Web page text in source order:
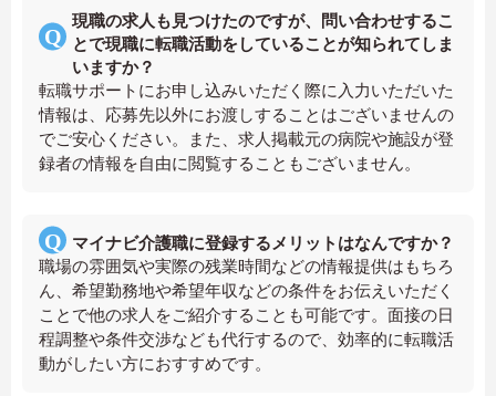
現職の求人も見つけたのですが、問い合わせするこ
とで現職に転職活動をしていることが知られてしま
いますか？
転職サポートにお申し込みいただく際に入力いただいた
情報は、応募先以外にお渡しすることはございませんの
でご安心ください。また、求人掲載元の病院や施設が登
録者の情報を自由に閲覧することもございません。
マイナビ介護職に登録するメリットはなんですか？
職場の雰囲気や実際の残業時間などの情報提供はもちろ
ん、希望勤務地や希望年収などの条件をお伝えいただく
ことで他の求人をご紹介することも可能です。面接の日
程調整や条件交渉なども代行するので、効率的に転職活
動がしたい方におすすめです。